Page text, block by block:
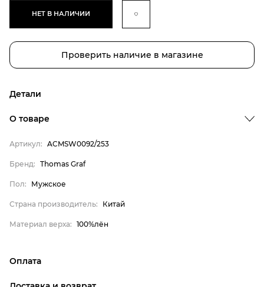
НЕТ В НАЛИЧИИ
Проверить наличие в магазине
Детали
Страна производитель
Материал верха
О товаре
Артикул: ACMSW0092/253
Бренд: Thomas Graf
Пол: Мужское
Страна производитель: Китай
Материал верха: 100%лён
Оплата